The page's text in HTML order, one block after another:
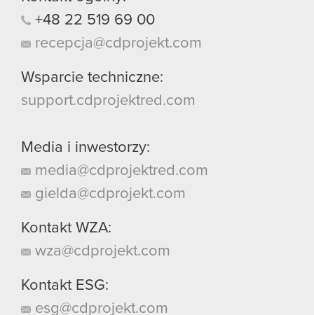
+48 22 519 69 00
recepcja@cdprojekt.com
Wsparcie techniczne:
support.cdprojektred.com
Media i inwestorzy:
media@cdprojektred.com
gielda@cdprojekt.com
Kontakt WZA:
wza@cdprojekt.com
Kontakt ESG:
esg@cdprojekt.com